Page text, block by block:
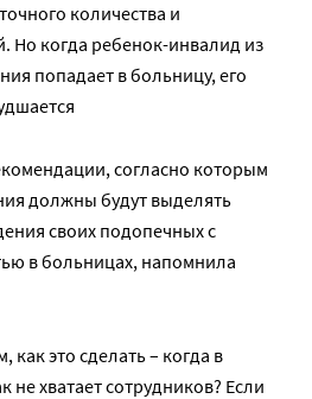
количества и
Но когда ребенок-инвалид из
попадает в больницу, его
согласно которым
должны будут выделять
своих подопечных с
в больницах, напомнила
как это сделать – когда в
не хватает сотрудников? Если